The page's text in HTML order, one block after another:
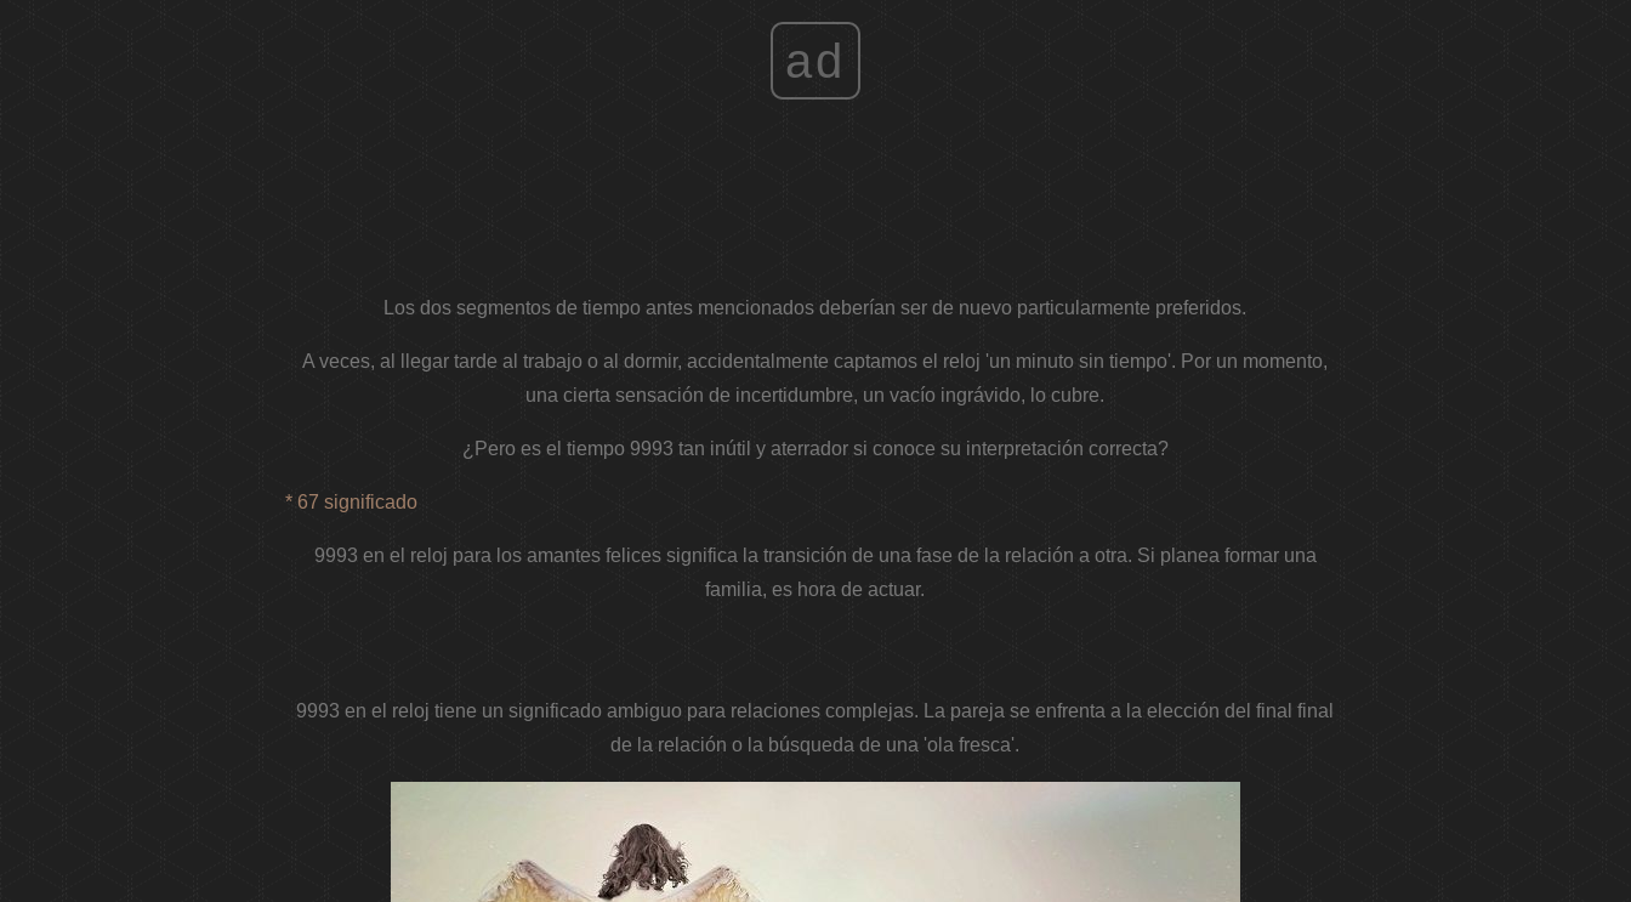
ad
Los dos segmentos de tiempo antes mencionados deberían ser de nuevo particularmente preferidos.
A veces, al llegar tarde al trabajo o al dormir, accidentalmente captamos el reloj 'un minuto sin tiempo'. Por un momento,
una cierta sensación de incertidumbre, un vacío ingrávido, lo cubre.
¿Pero es el tiempo 9993 tan inútil y aterrador si conoce su interpretación correcta?
* 67 significado
9993 en el reloj para los amantes felices significa la transición de una fase de la relación a otra. Si planea formar una
familia, es hora de actuar.
9993 en el reloj tiene un significado ambiguo para relaciones complejas. La pareja se enfrenta a la elección del final final
de la relación o la búsqueda de una 'ola fresca'.